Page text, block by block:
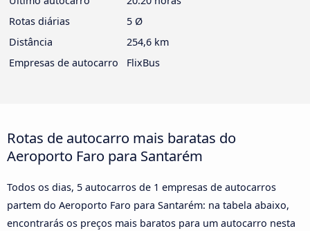
Rotas diárias
5 Ø
Distância
254,6 km
Empresas de autocarro
FlixBus
Rotas de autocarro mais baratas do
Aeroporto Faro para Santarém
Todos os dias, 5 autocarros de 1 empresas de autocarros
partem do Aeroporto Faro para Santarém: na tabela abaixo,
encontrarás os preços mais baratos para um autocarro nesta